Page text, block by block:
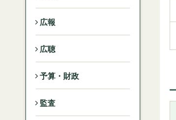
広報
広聴
予算・財政
監査